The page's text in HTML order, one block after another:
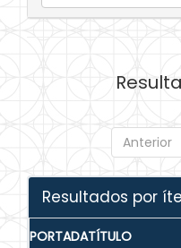
Anterior
Resultados por
PORTADATÍTULO